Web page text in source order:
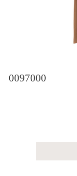
0097000